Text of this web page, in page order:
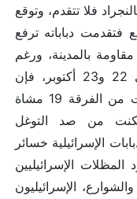
فلا تتقدم، وتوقع
دباباته ترفع
بالمدينة، ورغم
القصف الجوى العنيف للسويس يومى 22 و23 أكتوبر، فإن
قوات المقاومة الشعبية، تعاونها وحدات من الفرقة 19 مشاة
من صد التوغل
الإسرائيلية خسائر
الإسرائيليين
الإسرائيليون